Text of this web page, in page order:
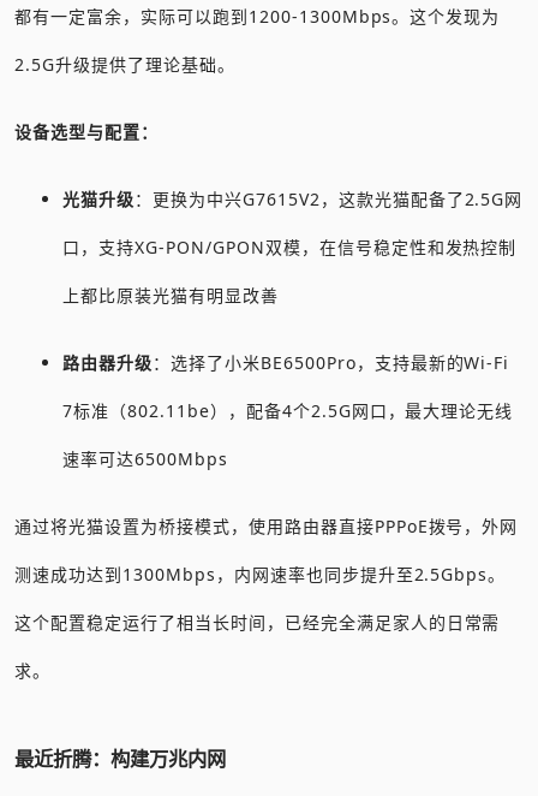
都有一定富余，实际可以跑到1200-1300Mbps。这个发现为
2.5G升级提供了理论基础。
设备选型与配置：
光猫升级：更换为中兴G7615V2，这款光猫配备了2.5G网
口，支持XG-PON/GPON双模，在信号稳定性和发热控制
上都比原装光猫有明显改善
路由器升级：选择了小米BE6500Pro，支持最新的Wi-Fi
7标准（802.11be），配备4个2.5G网口，最大理论无线
速率可达6500Mbps
通过将光猫设置为桥接模式，使用路由器直接PPPoE拨号，外网
测速成功达到1300Mbps，内网速率也同步提升至2.5Gbps。
这个配置稳定运行了相当长时间，已经完全满足家人的日常需
求。
最近折腾：构建万兆内网